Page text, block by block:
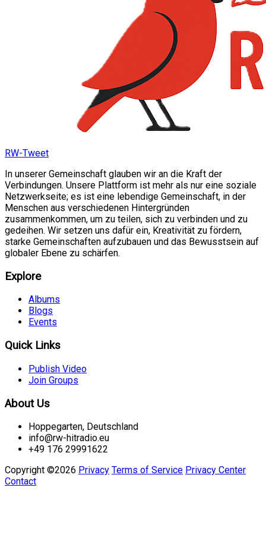
RW-Tweet
In unserer Gemeinschaft glauben wir an die Kraft der
Verbindungen. Unsere Plattform ist mehr als nur eine soziale
Netzwerkseite; es ist eine lebendige Gemeinschaft, in der
Menschen aus verschiedenen Hintergründen
zusammenkommen, um zu teilen, sich zu verbinden und zu
gedeihen. Wir setzen uns dafür ein, Kreativität zu fördern,
starke Gemeinschaften aufzubauen und das Bewusstsein auf
globaler Ebene zu schärfen.
Explore
Albums
Blogs
Events
Quick Links
Publish Video
Join Groups
About Us
Hoppegarten, Deutschland
info@rw-hitradio.eu
+49 176 29991622
Copyright ©2026 Privacy Terms of Service Privacy Center
Contact